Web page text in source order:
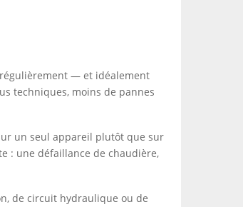
— et idéalement
techniques, moins de pannes
un seul appareil plutôt que sur
: une défaillance de chaudière,
de circuit hydraulique ou de